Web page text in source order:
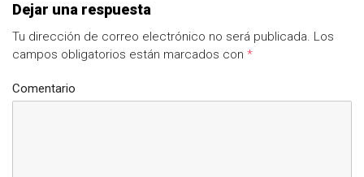
Dejar una respuesta
Tu dirección de correo electrónico no será publicada. Los
campos obligatorios están marcados con *
Comentario